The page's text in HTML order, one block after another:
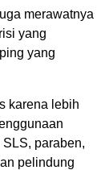
merawatnya
yang
yang
karena lebih
paraben,
pelindung